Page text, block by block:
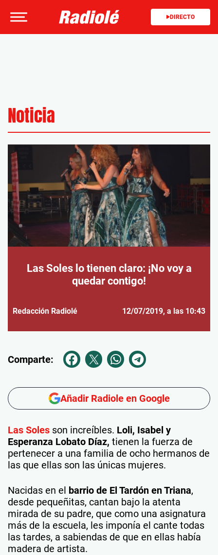
DIRECTO
Noticia
Las Soles lo tienen claro: ¡No voy a
quedar contigo!
Redacción Radiolé 12/07/2019, a las 10:43
Comparte:
Añadir Radiole en Google
Las Soles son increíbles. Loli, Isabel y
Esperanza Lobato Díaz, tienen la fuerza de
pertenecer a una familia de ocho hermanos de
las que ellas son las únicas mujeres.
Nacidas en el barrio de El Tardón en Triana,
desde pequeñitas, cantan bajo la atenta
mirada de su padre, que como una asignatura
más de la escuela, les imponía el cante todas
las tardes, a sabiendas de que en ellas había
madera de artista.